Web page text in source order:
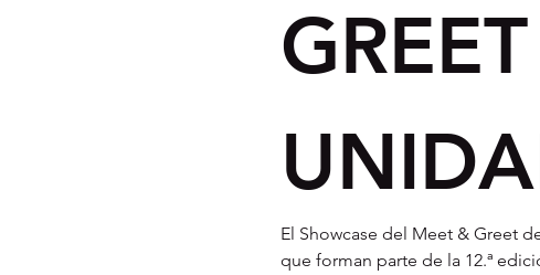
El Showcase del Meet & Greet
que forman parte de la 12.ª